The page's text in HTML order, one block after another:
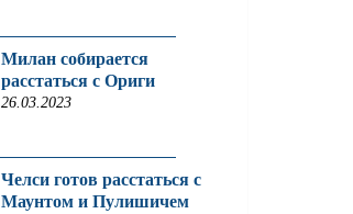
Милан собирается
расстаться с Ориги
26.03.2023
Челси готов расстаться с
Маунтом и Пулишичем